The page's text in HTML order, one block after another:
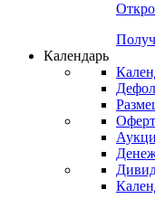
Календарь